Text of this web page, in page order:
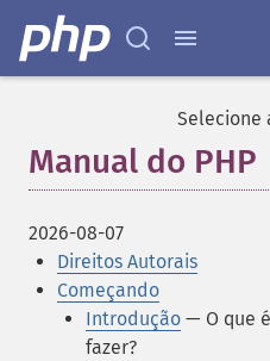
Selecione
Manual do PHP
2026-08-07
Direitos Autorais
Começando
Introdução — O que
fazer?